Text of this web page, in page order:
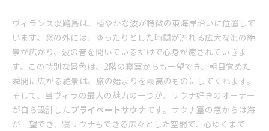
ヴィランス淡路島は、穏やかな波が特徴の東海岸沿いに位置して
います。窓の外には、ゆったりとした時間が流れる広大な海の絶
景が広がり、波の音を聞いているだけで心身が癒されていきま
す。この特別な景色は、2階の寝室からも一望でき、朝目覚めた
瞬間に広がる絶景は、旅の始まりを最高のものにしてくれます。
そして、当ヴィラの最大の魅力の一つが、サウナ好きのオーナー
が自ら設計したプライベートサウナです。サウナ室の窓からは海
が一望でき、寝サウナもできる広々とした空間で、心ゆくまで